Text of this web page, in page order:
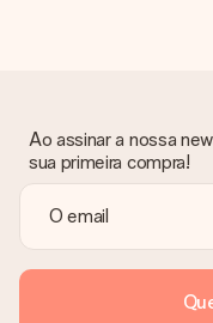
Ao assinar a nossa
sua primeira compra!